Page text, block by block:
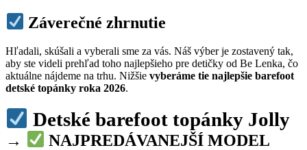
Záverečné zhrnutie
Hľadali, skúšali a vyberali sme za vás. Náš výber je zostavený tak,
aby ste videli prehľad toho najlepšieho pre detičky od Be Lenka, čo
aktuálne nájdeme na trhu. Nižšie vyberáme tie najlepšie barefoot
detské topánky roka 2026.
Detské barefoot topánky Jolly
→ NAJPREDÁVANEJŠÍ MODEL